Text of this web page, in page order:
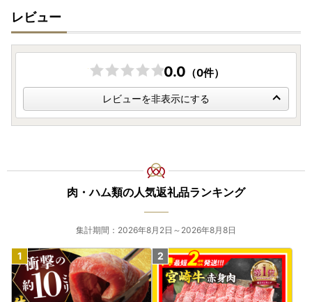
レビュー
0.0 （0件）
レビューを非表示にする
肉・ハム類の人気返礼品ランキング
集計期間：2026年8月2日～2026年8月8日